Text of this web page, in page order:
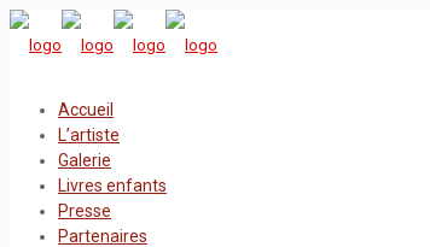
Accueil
L’artiste
Galerie
Livres enfants
Presse
Partenaires